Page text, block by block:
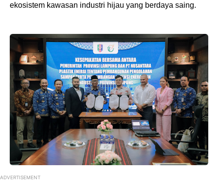
ekosistem kawasan industri hijau yang berdaya saing.
ADVERTISEMENT